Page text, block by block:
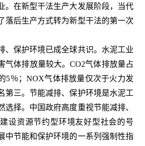
。在新型干法生产大发展阶段，当代
落后生产方式转为新型干法的第一次
保护环境已成全球共识。水泥工业
气体排放量较大。CO2气体排放量占
5％；NOX气体排放量仅次于火力发
第三。节能减排、保护环境是水泥工
选择。中国政府高度重视节能减排、
设资源节约型环境友好型社会的号
中节能和保护环境的一系列强制性指